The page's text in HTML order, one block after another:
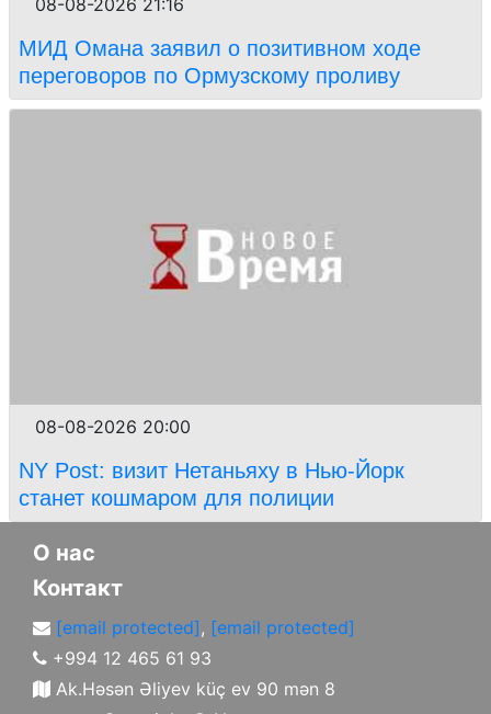
08-08-2026 21:16
МИД Омана заявил о позитивном ходе
переговоров по Ормузскому проливу
08-08-2026 20:00
NY Post: визит Нетаньяху в Нью-Йорк
станет кошмаром для полиции
О нас
Контакт
[email protected], [email protected]
+994 12 465 61 93
Ak.Həsən Əliyev küç ev 90 mən 8